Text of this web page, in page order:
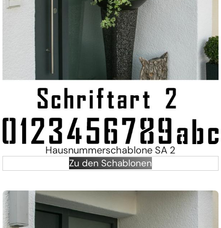
Hausnummerschablone SA 2
Zu den Schablonen